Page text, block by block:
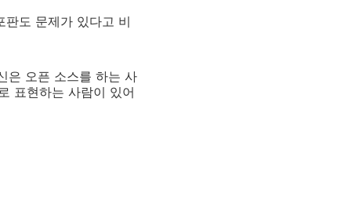
판도 문제가 있다고 비
은 오픈 소스를 하는 사
표현하는 사람이 있어